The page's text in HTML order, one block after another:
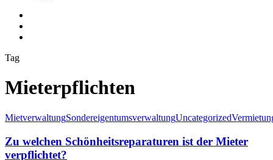
Tag
Mieterpflichten
MietverwaltungSondereigentumsverwaltungUncategorized
Zu welchen Schönheitsreparaturen ist der Mieter
verpflichtet?